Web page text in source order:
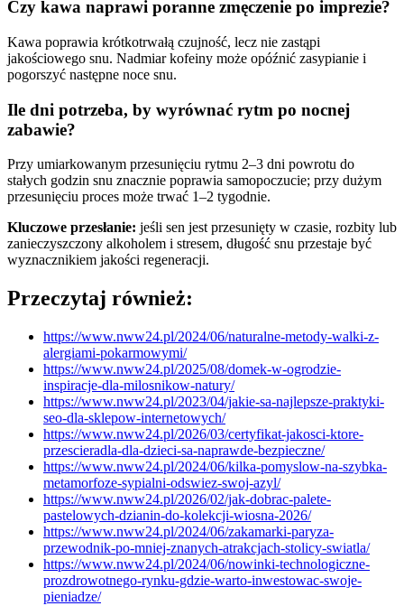
Czy kawa naprawi poranne zmęczenie po imprezie?
Kawa poprawia krótkotrwałą czujność, lecz nie zastąpi
jakościowego snu. Nadmiar kofeiny może opóźnić zasypianie i
pogorszyć następne noce snu.
Ile dni potrzeba, by wyrównać rytm po nocnej
zabawie?
Przy umiarkowanym przesunięciu rytmu 2–3 dni powrotu do
stałych godzin snu znacznie poprawia samopoczucie; przy dużym
przesunięciu proces może trwać 1–2 tygodnie.
Kluczowe przesłanie: jeśli sen jest przesunięty w czasie, rozbity lub
zanieczyszczony alkoholem i stresem, długość snu przestaje być
wyznacznikiem jakości regeneracji.
Przeczytaj również:
https://www.nww24.pl/2024/06/naturalne-metody-walki-z-
alergiami-pokarmowymi/
https://www.nww24.pl/2025/08/domek-w-ogrodzie-
inspiracje-dla-milosnikow-natury/
https://www.nww24.pl/2023/04/jakie-sa-najlepsze-praktyki-
seo-dla-sklepow-internetowych/
https://www.nww24.pl/2026/03/certyfikat-jakosci-ktore-
przescieradla-dla-dzieci-sa-naprawde-bezpieczne/
https://www.nww24.pl/2024/06/kilka-pomyslow-na-szybka-
metamorfoze-sypialni-odswiez-swoj-azyl/
https://www.nww24.pl/2026/02/jak-dobrac-palete-
pastelowych-dzianin-do-kolekcji-wiosna-2026/
https://www.nww24.pl/2024/06/zakamarki-paryza-
przewodnik-po-mniej-znanych-atrakcjach-stolicy-swiatla/
https://www.nww24.pl/2024/06/nowinki-technologiczne-
prozdrowotnego-rynku-gdzie-warto-inwestowac-swoje-
pieniadze/